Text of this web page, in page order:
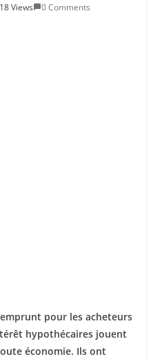
Views 0 Comments
pour les acheteurs
hypothécaires jouent
économie. Ils ont